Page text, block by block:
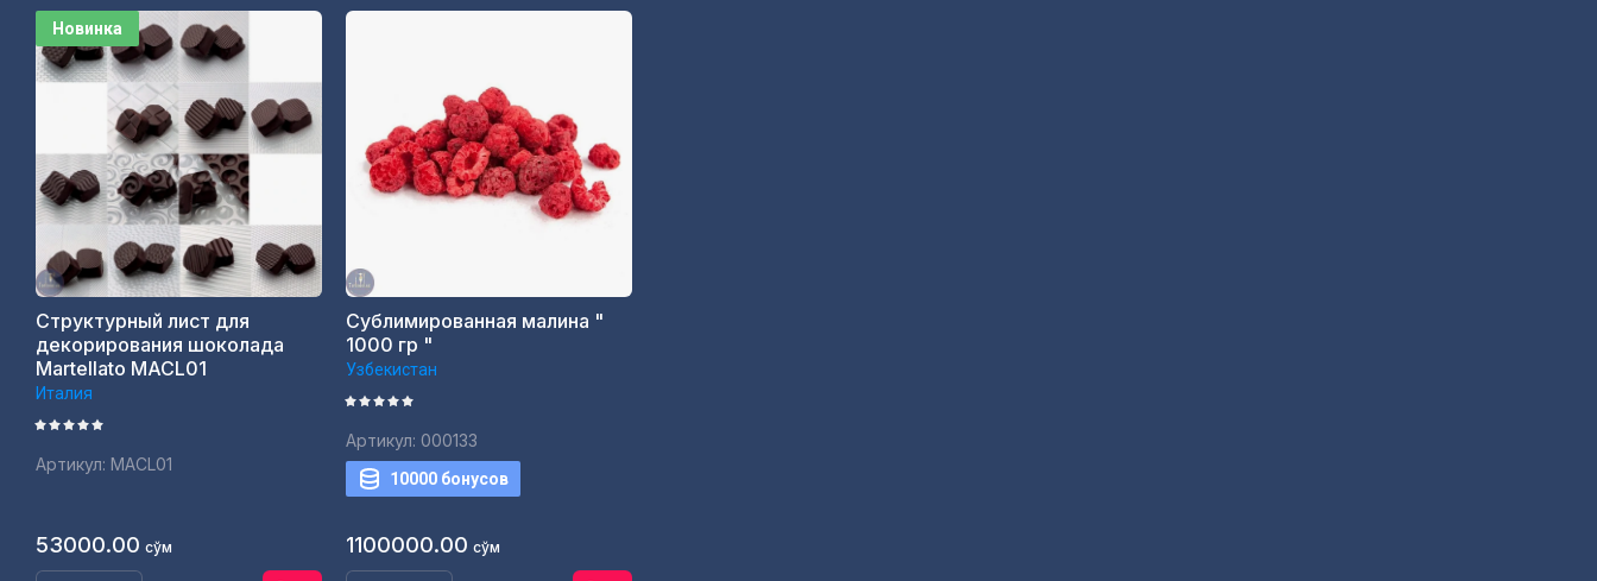
Новинка
Структурный лист для
декорирования шоколада
Martellato MACL01
Италия
Артикул: MACL01
53000.00 сўм
Сублимированная малина "
1000 гр "
Узбекистан
Артикул: 000133
10000 бонусов
1100000.00 сўм